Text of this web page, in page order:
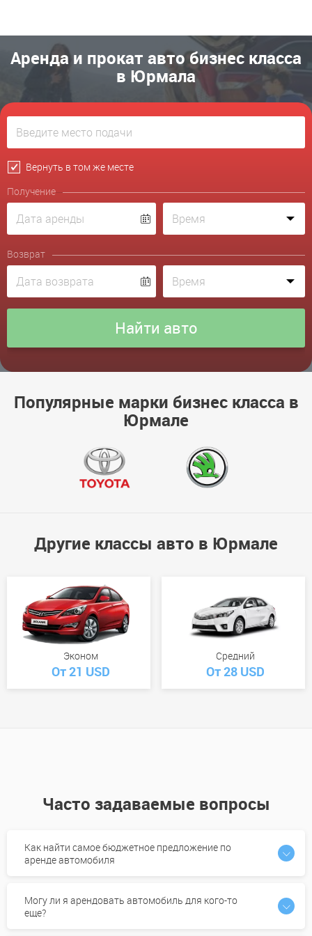
Аренда и прокат авто бизнес класса
в Юрмала
Вернуть в том же месте
Получение
Возврат
Популярные марки бизнес класса в
Юрмале
Другие классы авто в Юрмале
Эконом
От 21 USD
Средний
От 28 USD
Часто задаваемые вопросы
Как найти самое бюджетное предложение по
аренде автомобиля
Могу ли я арендовать автомобиль для кого-то
еще?